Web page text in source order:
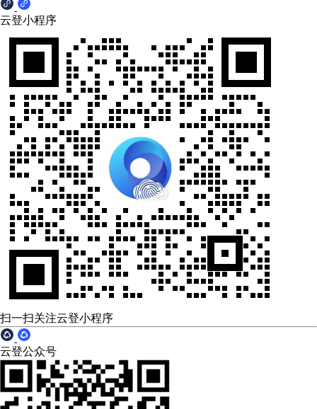
云登小程序
扫一扫关注云登小程序
云登公众号